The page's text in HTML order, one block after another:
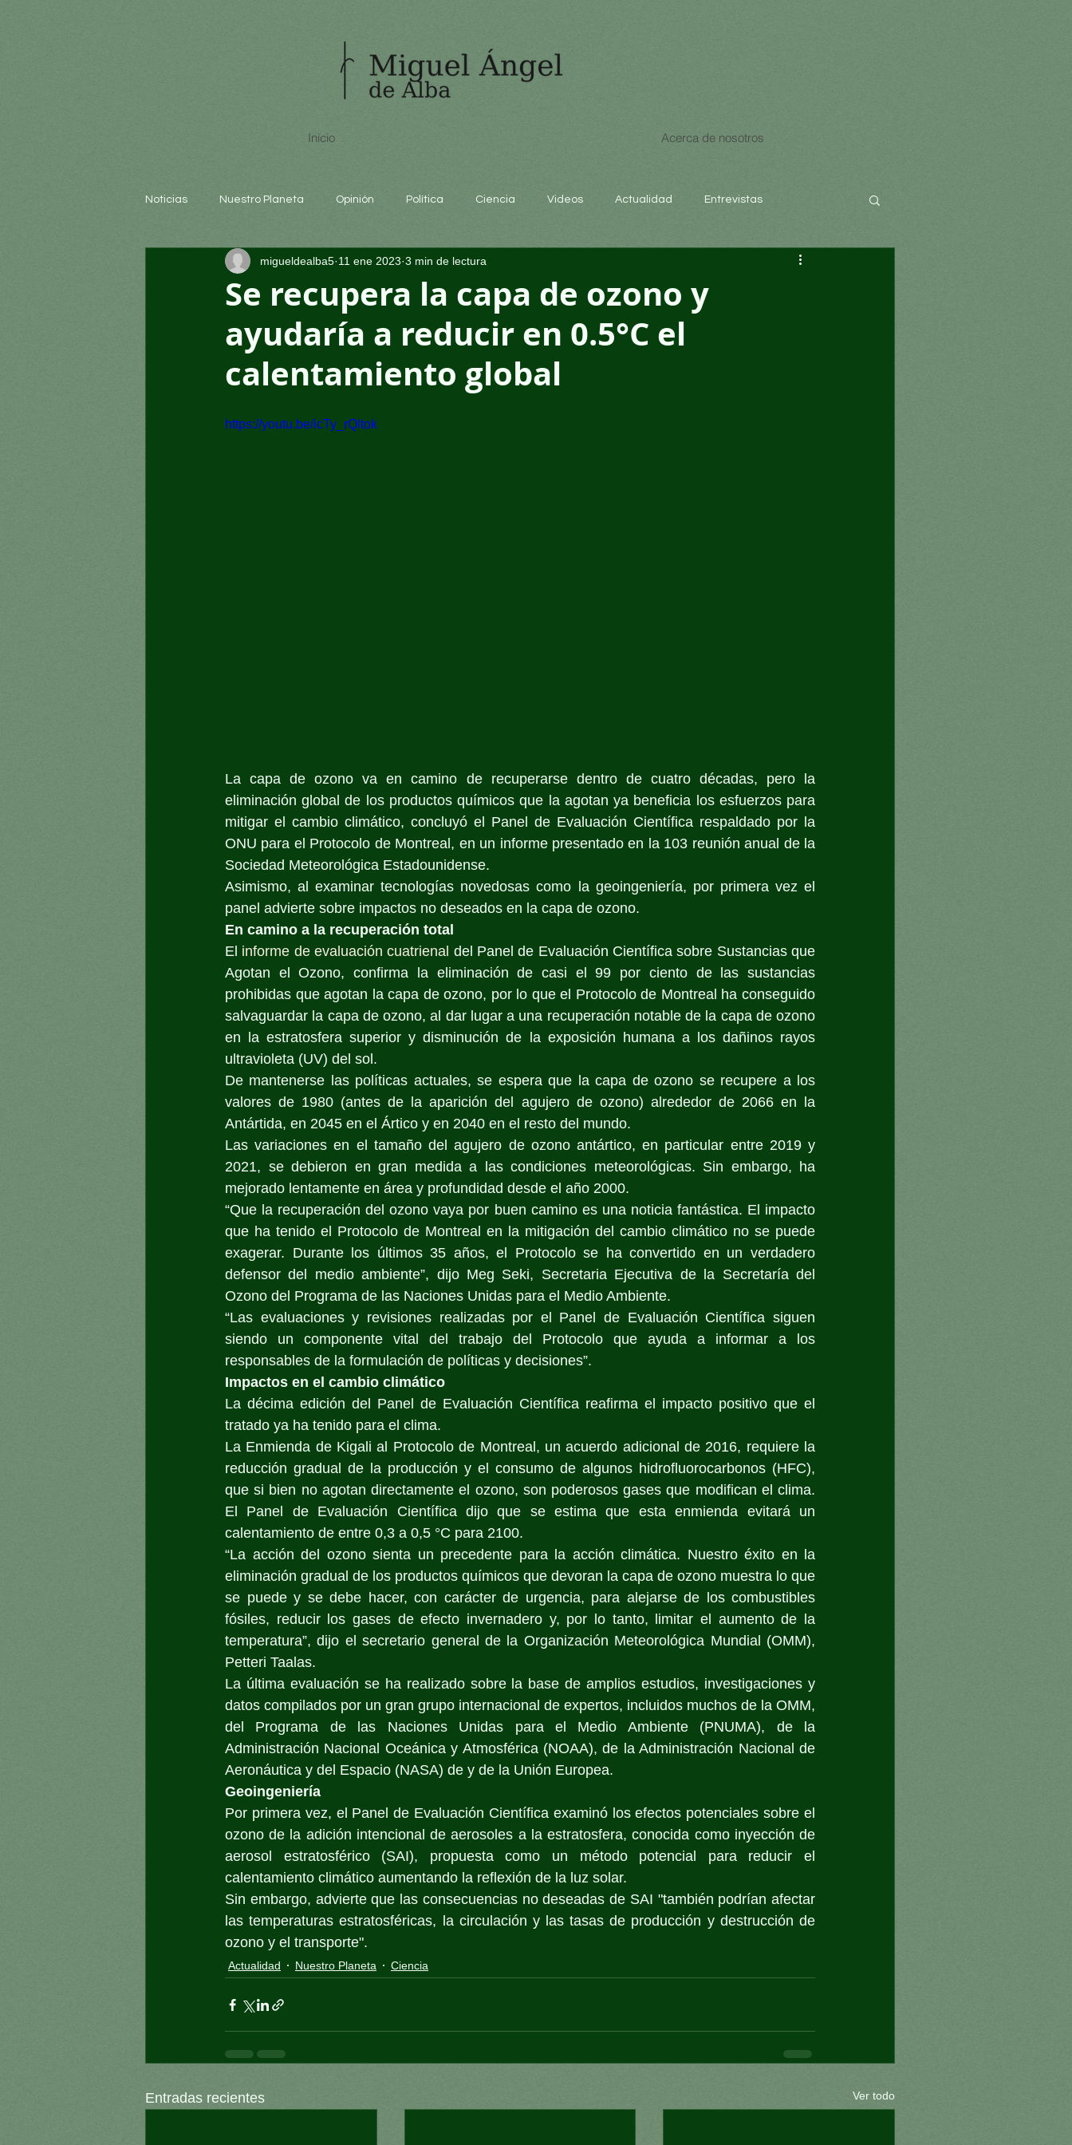
Inicio Acerca de nosotros
Noticias Nuestro Planeta Opinión Política Ciencia Videos Actualidad Entrevistas
Arte y cultura Educación educación
Se recupera la capa de ozono y
ayudaría a reducir en 0.5°C el
calentamiento global
migueldealba5 11 ene 2023 3 min de lectura
https://youtu.be/icTy_rQltok
La capa de ozono va en camino de recuperarse dentro de cuatro décadas, pero la
eliminación global de los productos químicos que la agotan ya beneficia los esfuerzos para
mitigar el cambio climático, concluyó el Panel de Evaluación Científica respaldado por la
ONU para el Protocolo de Montreal, en un informe presentado en la 103 reunión anual de la
Sociedad Meteorológica Estadounidense.
Asimismo, al examinar tecnologías novedosas como la geoingeniería, por primera vez el
panel advierte sobre impactos no deseados en la capa de ozono.
En camino a la recuperación total
El informe de evaluación cuatrienal del Panel de Evaluación Científica sobre Sustancias que
Agotan el Ozono, confirma la eliminación de casi el 99 por ciento de las sustancias
prohibidas que agotan la capa de ozono, por lo que el Protocolo de Montreal ha conseguido
salvaguardar la capa de ozono, al dar lugar a una recuperación notable de la capa de ozono
en la estratosfera superior y disminución de la exposición humana a los dañinos rayos
ultravioleta (UV) del sol.
De mantenerse las políticas actuales, se espera que la capa de ozono se recupere a los
valores de 1980 (antes de la aparición del agujero de ozono) alrededor de 2066 en la
Antártida, en 2045 en el Ártico y en 2040 en el resto del mundo.
Las variaciones en el tamaño del agujero de ozono antártico, en particular entre 2019 y
2021, se debieron en gran medida a las condiciones meteorológicas. Sin embargo, ha
mejorado lentamente en área y profundidad desde el año 2000.
“Que la recuperación del ozono vaya por buen camino es una noticia fantástica. El impacto
que ha tenido el Protocolo de Montreal en la mitigación del cambio climático no se puede
exagerar. Durante los últimos 35 años, el Protocolo se ha convertido en un verdadero
defensor del medio ambiente”, dijo Meg Seki, Secretaria Ejecutiva de la Secretaría del
Ozono del Programa de las Naciones Unidas para el Medio Ambiente.
“Las evaluaciones y revisiones realizadas por el Panel de Evaluación Científica siguen
siendo un componente vital del trabajo del Protocolo que ayuda a informar a los
responsables de la formulación de políticas y decisiones”.
Impactos en el cambio climático
La décima edición del Panel de Evaluación Científica reafirma el impacto positivo que el
tratado ya ha tenido para el clima.
La Enmienda de Kigali al Protocolo de Montreal, un acuerdo adicional de 2016, requiere la
reducción gradual de la producción y el consumo de algunos hidrofluorocarbonos (HFC),
que si bien no agotan directamente el ozono, son poderosos gases que modifican el clima.
El Panel de Evaluación Científica dijo que se estima que esta enmienda evitará un
calentamiento de entre 0,3 a 0,5 °C para 2100.
“La acción del ozono sienta un precedente para la acción climática. Nuestro éxito en la
eliminación gradual de los productos químicos que devoran la capa de ozono muestra lo que
se puede y se debe hacer, con carácter de urgencia, para alejarse de los combustibles
fósiles, reducir los gases de efecto invernadero y, por lo tanto, limitar el aumento de la
temperatura”, dijo el secretario general de la Organización Meteorológica Mundial (OMM),
Petteri Taalas.
La última evaluación se ha realizado sobre la base de amplios estudios, investigaciones y
datos compilados por un gran grupo internacional de expertos, incluidos muchos de la OMM,
del Programa de las Naciones Unidas para el Medio Ambiente (PNUMA), de la
Administración Nacional Oceánica y Atmosférica (NOAA), de la Administración Nacional de
Aeronáutica y del Espacio (NASA) de y de la Unión Europea.
Geoingeniería
Por primera vez, el Panel de Evaluación Científica examinó los efectos potenciales sobre el
ozono de la adición intencional de aerosoles a la estratosfera, conocida como inyección de
aerosol estratosférico (SAI), propuesta como un método potencial para reducir el
calentamiento climático aumentando la reflexión de la luz solar.
Sin embargo, advierte que las consecuencias no deseadas de SAI "también podrían afectar
las temperaturas estratosféricas, la circulación y las tasas de producción y destrucción de
ozono y el transporte".
Actualidad Nuestro Planeta Ciencia
Entradas recientes Ver todo